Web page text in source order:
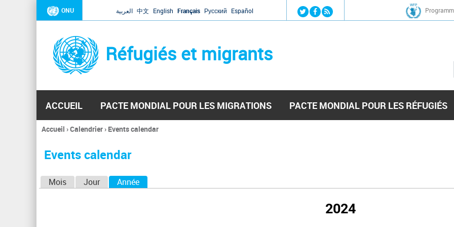
Jump to navigation
ONU العربية 中文 English Français Русский Español
Réfugiés et migrants
ACCUEIL PACTE MONDIAL POUR LES MIGRATIONS PACTE MONDIAL POUR LES RÉFUGIÉS
Vous
ici
Accueil ›Calendrier› Events calendar
Events calendar
Mois Jour Année
2024